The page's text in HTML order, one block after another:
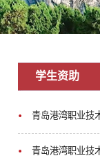
学生资助
青岛港湾职业技
青岛港湾职业技